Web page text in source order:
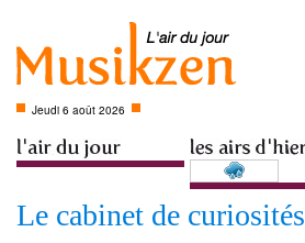
Jeudi 6 août 2026
Le cabinet de curiosités